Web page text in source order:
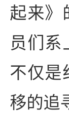
起来》
员们
不仅是
移的追